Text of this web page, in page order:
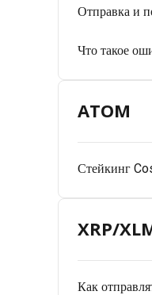
Отправка и
Что такое
ATOM
Стейкинг
XRP/
Как